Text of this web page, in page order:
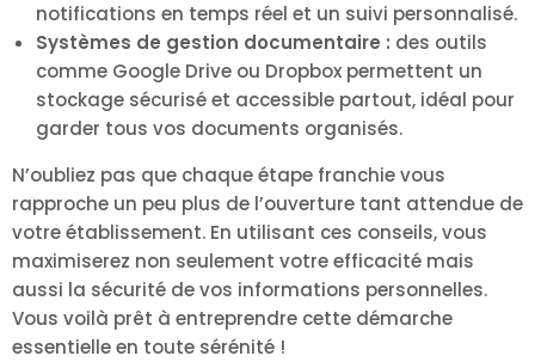
notifications en temps réel et un suivi personnalisé.
Systèmes de gestion documentaire : des outils
comme Google Drive ou Dropbox permettent un
stockage sécurisé et accessible partout, idéal pour
garder tous vos documents organisés.
N’oubliez pas que chaque étape franchie vous
rapproche un peu plus de l’ouverture tant attendue de
votre établissement. En utilisant ces conseils, vous
maximiserez non seulement votre efficacité mais
aussi la sécurité de vos informations personnelles.
Vous voilà prêt à entreprendre cette démarche
essentielle en toute sérénité !